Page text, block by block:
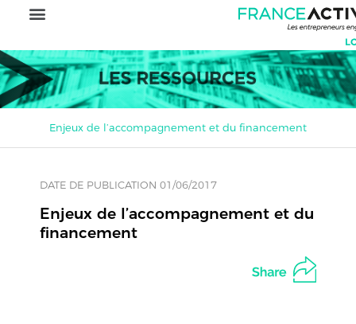
Enjeux de l’accompagnement et du financement
DATE DE PUBLICATION 01/06/2017
Enjeux de l’accompagnement et du
financement